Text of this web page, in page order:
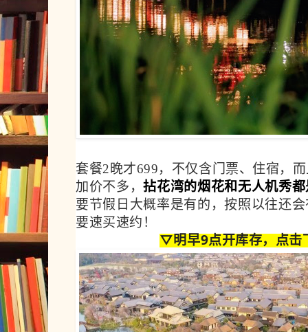
套餐2晚才699，不仅含门票、住宿，
加价不多，拈花湾的烟花和无人机秀
要节假日大概率是有的，按照以往还
要速买速约！
▽明早9点开库存，点